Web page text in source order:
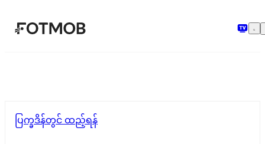
အဓိကအကြောင်းအရာသို့ ကျော်သွားရန်
ပြက္ခဒိန်တွင် ထည့်ရန်